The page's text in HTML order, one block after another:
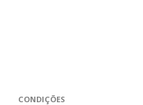
CONDIÇÕES